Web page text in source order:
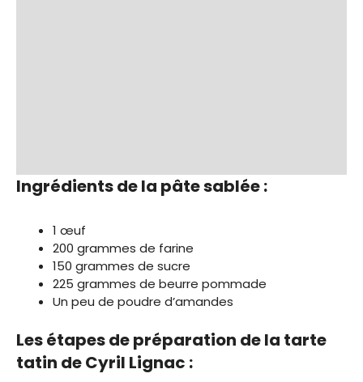
Ingrédients de la pâte sablée :
1 œuf
200 grammes de farine
150 grammes de sucre
225 grammes de beurre pommade
Un peu de poudre d’amandes
Les étapes de préparation de la tarte
tatin de Cyril Lignac :